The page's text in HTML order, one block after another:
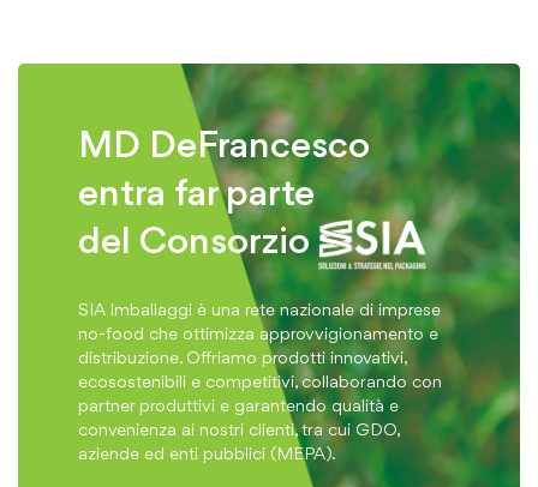
MD DeFrancesco
entra far parte
del Consorzio
SIA Imballaggi è una rete nazionale di imprese
no-food che ottimizza approvvigionamento e
distribuzione. Offriamo prodotti innovativi,
ecosostenibili e competitivi, collaborando con
partner produttivi e garantendo qualità e
convenienza ai nostri clienti, tra cui GDO,
aziende ed enti pubblici (MEPA).